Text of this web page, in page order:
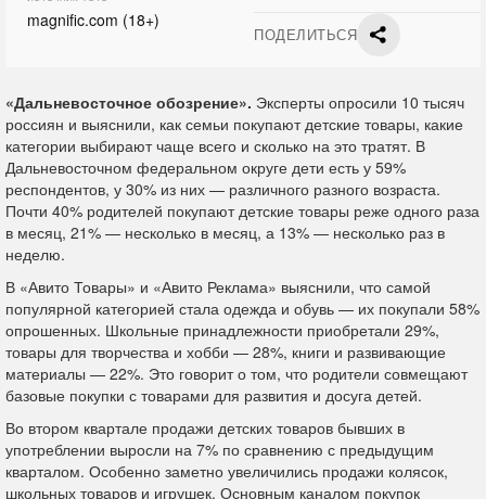
magnific.com (18+)
ПОДЕЛИТЬСЯ
«Дальневосточное обозрение». Эксперты опросили 10 тысяч
россиян и выяснили, как семьи покупают детские товары, какие
категории выбирают чаще всего и сколько на это тратят. В
Дальневосточном федеральном округе дети есть у 59%
респондентов, у 30% из них — различного разного возраста.
Почти 40% родителей покупают детские товары реже одного раза
в месяц, 21% — несколько в месяц, а 13% — несколько раз в
неделю.
В «Авито Товары» и «Авито Реклама» выяснили, что самой
популярной категорией стала одежда и обувь — их покупали 58%
опрошенных. Школьные принадлежности приобретали 29%,
товары для творчества и хобби — 28%, книги и развивающие
материалы — 22%. Это говорит о том, что родители совмещают
базовые покупки с товарами для развития и досуга детей.
Во втором квартале продажи детских товаров бывших в
употреблении выросли на 7% по сравнению с предыдущим
кварталом. Особенно заметно увеличились продажи колясок,
школьных товаров и игрушек. Основным каналом покупок